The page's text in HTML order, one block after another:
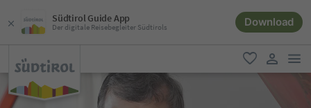
Südtirol Guide App
Der digitale Reisebegleiter Südtirols Download
favorit
user link